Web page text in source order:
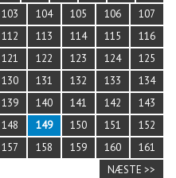
103 104 105 106
107
112 113 114 115
116
121 122 123 124
125
130 131 132 133
134
139 140 141 142
143
148 149 150 151
152
157 158 159 160
161
NÆSTE >>